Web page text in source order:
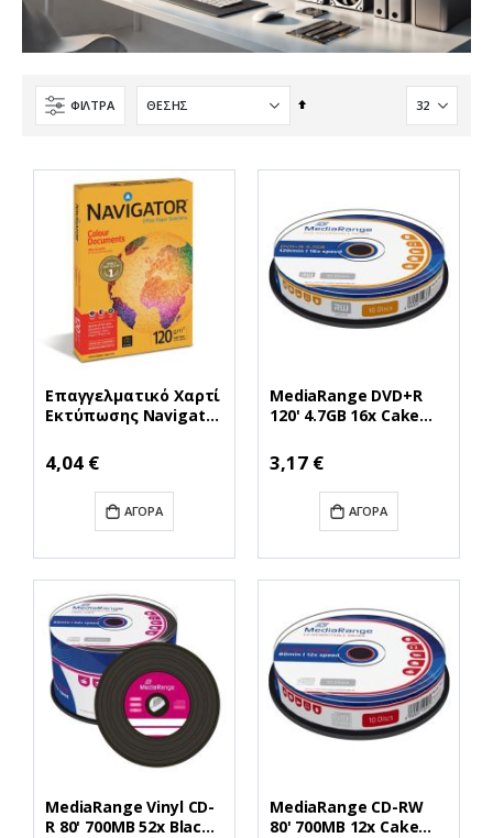
ΦΊΛΤΡΑ
Φθίνουσα
Επαγγελματικό Χαρτί
Εκτύπωσης Navigator
A4 120g/m² 250 Φύλλα
(NVG330967)
Ειδική
Τιμή
4,04 €
ΑΓΟΡΆ
MediaRange DVD+R
120' 4.7GB 16x Cake
3,17 €
ΑΓΟΡΆ
MediaRange Vinyl CD-
R 80' 700MB 52x Black
MediaRange CD-RW
80' 700MB 12x Cake